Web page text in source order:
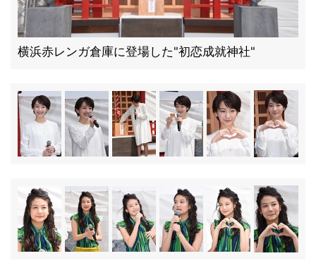
横浜赤レンガ倉庫に登場した"初恋成就神社"